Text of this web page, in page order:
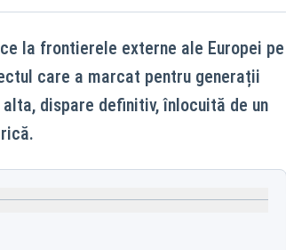
la frontierele externe ale Europei pe
care a marcat pentru generații
dispare definitiv, înlocuită de un